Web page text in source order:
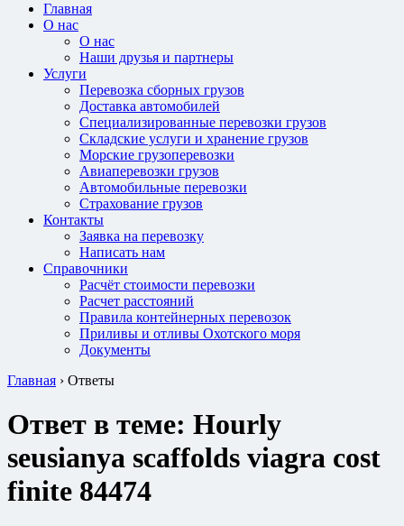
Главная
О нас
О нас
Наши друзья и партнеры
Услуги
Перевозка сборных грузов
Доставка автомобилей
Специализированные перевозки грузов
Складские услуги и хранение грузов
Морские грузоперевозки
Авиаперевозки грузов
Автомобильные перевозки
Страхование грузов
Контакты
Заявка на перевозку
Написать нам
Справочники
Расчёт стоимости перевозки
Расчет расстояний
Правила контейнерных перевозок
Приливы и отливы Охотского моря
Документы
Главная › Ответы
Ответ в теме: Hourly
seusianya scaffolds viagra cost
finite 84474